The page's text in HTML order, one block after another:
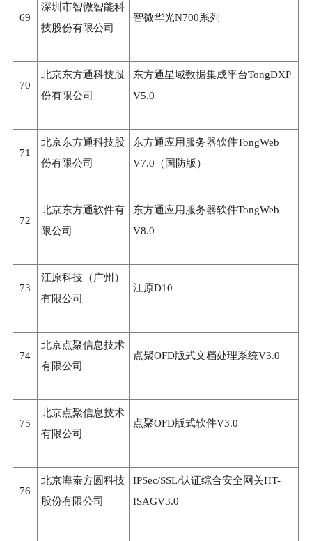
69
深圳市智微智能科
技股份有限公司
智微华光N700系列
70
北京东方通科技股
份有限公司
东方通星域数据集成平台TongDXP
V5.0
71
北京东方通科技股
份有限公司
东方通应用服务器软件TongWeb
V7.0（国防版）
72
北京东方通软件有
限公司
东方通应用服务器软件TongWeb
V8.0
73
江原科技（广州）
有限公司
江原D10
74
北京点聚信息技术
有限公司
点聚OFD版式文档处理系统V3.0
75
北京点聚信息技术
有限公司
点聚OFD版式软件V3.0
76
北京海泰方圆科技
股份有限公司
IPSec/SSL/认证综合安全网关HT-
ISAGV3.0